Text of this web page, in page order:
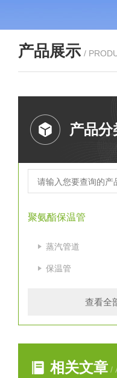
产品展示 /
产品分
聚氨酯保温管
蒸汽管道
保温管
查看全
相关文章 /